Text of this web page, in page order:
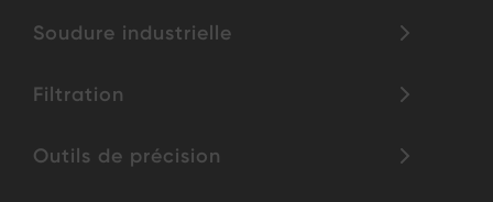
Soudure industrielle
Filtration
Outils de précision